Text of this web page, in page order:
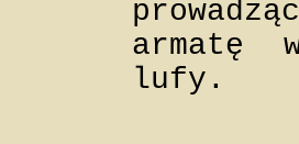
armatę
lufy.